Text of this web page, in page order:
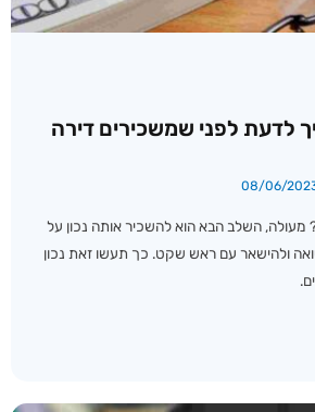
לדעת לפני שמשכירים דירה
השלב הבא הוא להשכיר אותה נכון על
ולהישאר עם ראש שקט. כך תעשו זאת נכון